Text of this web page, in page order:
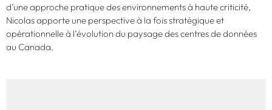
d’une approche pratique des environnements à haute criticité,
Nicolas apporte une perspective à la fois stratégique et
opérationnelle à l’évolution du paysage des centres de données
au Canada.